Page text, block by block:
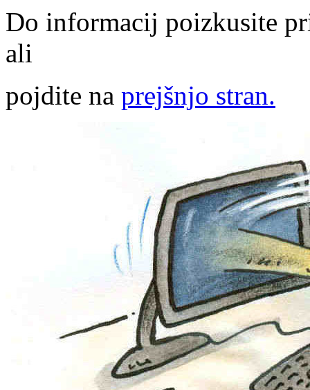
Do informacij poizkusite
ali
pojdite na prejšnjo stran.